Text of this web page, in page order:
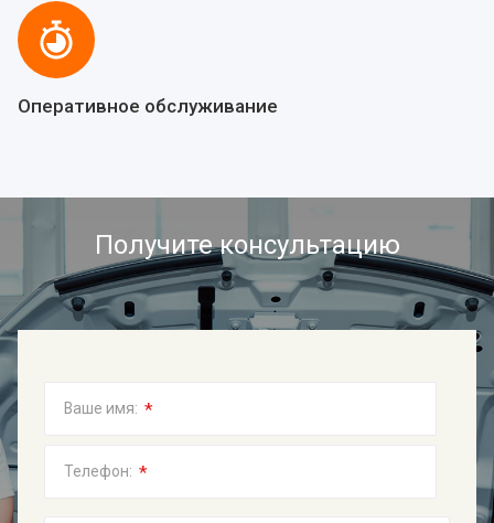
Оперативное обслуживание
Получите консультацию
Ваше имя: *
Телефон: *